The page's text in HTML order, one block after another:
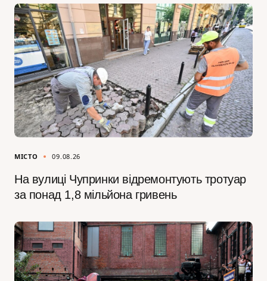
МІСТО 09.08.26
На вулиці Чупринки відремонтують тротуар
за понад 1,8 мільйона гривень